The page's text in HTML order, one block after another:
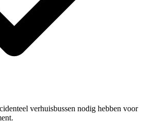
verhuisbussen nodig hebben voor